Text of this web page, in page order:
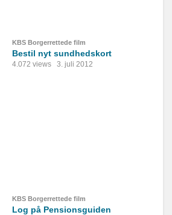
KBS Borgerrettede film
Bestil nyt sundhedskort
4.072 views 3. juli 2012
KBS Borgerrettede film
Log på Pensionsguiden